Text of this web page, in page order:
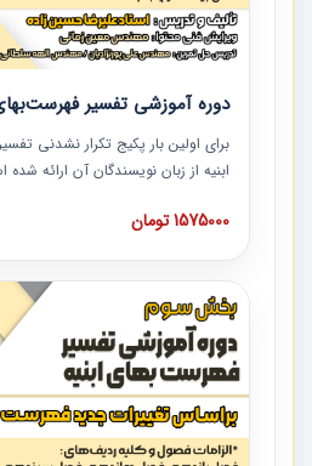
دوره آموزشی تفسیر
برای اولین بار پکیج تکرار نشدنی
ابنیه از زبان نویسندگان آن ارائه
ردیف ها و مطالب فهرست بها تفسیر
دوره به صورت کامل تصویری بوده و به
دوره با کلام مهندس علیرضاحسین‌زاده
مشاور در امر بازنگری فهرست بها رشته
همکارانی که در حوزه صنعت ساخت
توصیه می کنیم از مطالب این دوره
1575000 تومان